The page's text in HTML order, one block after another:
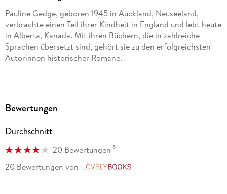
Pauline Gedge, geboren 1945 in Auckland, Neuseeland,
verbrachte einen Teil ihrer Kindheit in England und lebt heute
in Alberta, Kanada. Mit ihren Büchern, die in zahlreiche
Sprachen übersetzt sind, gehört sie zu den erfolgreichsten
Autorinnen historischer Romane.
Bewertungen
Durchschnitt
20 Bewertungen15
20 Bewertungen von